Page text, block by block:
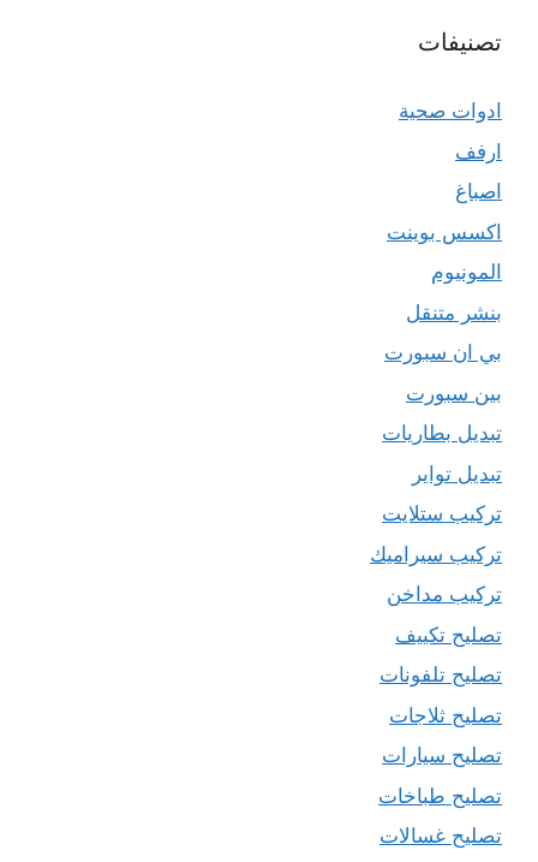
تصنيفات
ادوات صحية
ارفف
اصباغ
اكسس بوينت
المونيوم
بنشر متنقل
بي ان سبورت
بين سبورت
تبديل بطاريات
تبديل تواير
تركيب ستلايت
تركيب سيراميك
تركيب مداخن
تصليح تكييف
تصليح تلفونات
تصليح ثلاجات
تصليح سيارات
تصليح طباخات
تصليح غسالات